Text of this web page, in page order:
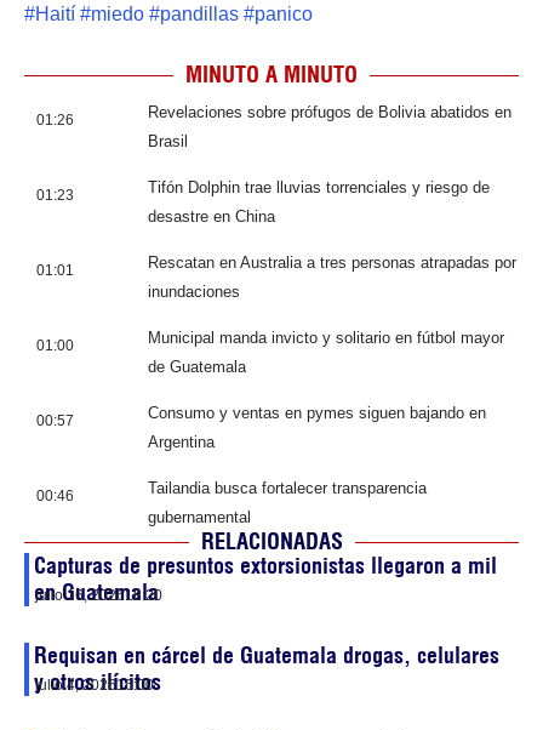
#Haití #miedo #pandillas #panico
MINUTO A MINUTO
01:26
Revelaciones sobre prófugos de Bolivia abatidos en
Brasil
01:23
Tifón Dolphin trae lluvias torrenciales y riesgo de
desastre en China
01:01
Rescatan en Australia a tres personas atrapadas por
inundaciones
01:00
Municipal manda invicto y solitario en fútbol mayor
de Guatemala
00:57
Consumo y ventas en pymes siguen bajando en
Argentina
00:46
Tailandia busca fortalecer transparencia
gubernamental
RELACIONADAS
Capturas de presuntos extorsionistas llegaron a mil
en Guatemala
julio 16, 202618:20
Requisan en cárcel de Guatemala drogas, celulares
y otros ilícitos
julio 4, 202616:00